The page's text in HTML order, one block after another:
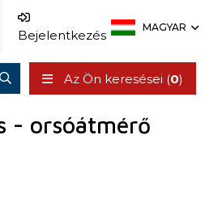
Bejelentkezés
MAGYAR
Az Ön keresései (0)
- orsóátmérő